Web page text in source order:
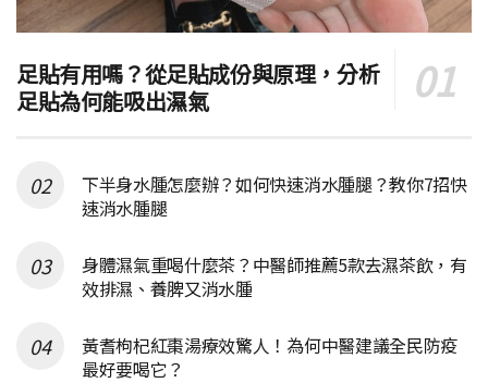
足貼有用嗎？從足貼成份與原理，分析
足貼為何能吸出濕氣
下半身水腫怎麼辦？如何快速消水腫腿？教你7招快
速消水腫腿
身體濕氣重喝什麼茶？中醫師推薦5款去濕茶飲，有
效排濕、養脾又消水腫
黃耆枸杞紅棗湯療效驚人！為何中醫建議全民防疫
最好要喝它？